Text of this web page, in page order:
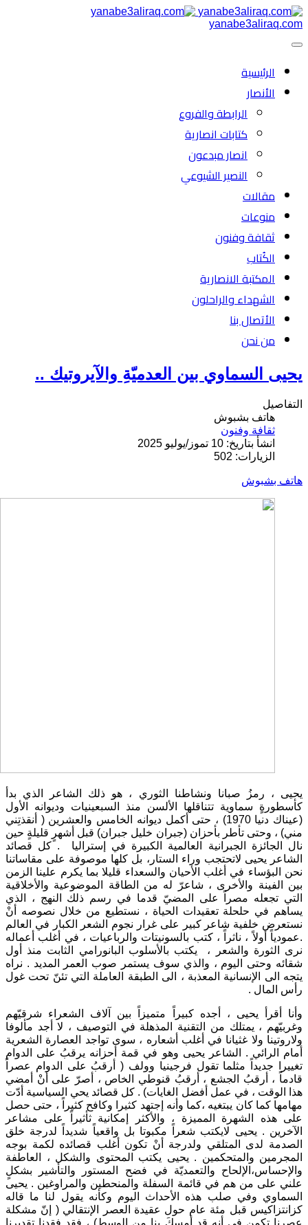
yanabe3aliraq.com
الرئیسية
الأنصار
الرابطة والفروع
كتابات انصارية
انصار مبدعون
النصیر الشیوعي
مقالات
منوعات
ثقافة وفنون
الكُتاب
المكتبة الانصارية
الشهداء والراحلون
الأتصال بنا
من نحن
يحيى السماوي بين العدميّةِ والآيروتيك ..
التفاصيل
هاتف بشبوش
ثقافة وفنون
انشأ بتاريخ: 10 تموز/يوليو 2025
الزيارات: 502
هاتف بشبوش
يحيى ، رمزُ صبانا ونشاطنا الثوري ، هو ذلك الشاعر الذي بدأ
كأسطورةٍ سماوية تتناقلها الألسن منذ السبعينيات وديوانه الأول
(عيناك دنيا 1970) ، حتى أكمل ديوانه الخامس والعشرين ( أنقذتِني
مني) ، وحتى تأطر بأحزان (جبران خليل جبران) قبل أشهرٍ قليلةٍ حين
نال الجائزة الجبرانية العالمية الكبيرة في إستراليا . كل قصائد
الشاعر يحيى لاتحتجب وراء الستار، بل كلها موصوفة على مقاساتنا
نحن البؤساء في أغلب الأحيان والسعداء قليلا بما يكرم علينا الزمن
بين الفينة والأخرى ، شاعرّ له من الطاقة الموضوعية والأخلاقية
التي تجعله مصراً على المضيّ قدما في رسم ذلك النهج ، الذي
يساهم في حلحلة تعقيدات الحياة ، نستطيع من خلال نصوصه أنْ
نستعرض خلفية شاعر كبير على غرار نجوم الشعر الكبار في العالم
.عمودياً أولاً ، ناثراً ، كتب بالسونيتات والرباعيات ، في أغلب أعماله
نرى الثورة والشعر ، يكتب بالأسلوب البانورامي الثابت منذ أول
شقائه وحتى اليوم ، والذي سوف يستمر صوب العمر المديد . نراه
يتجه الى الإنسانية المعذبة ، الى الطبقة العاملة التي تئنّ تحت غول
رأس المال .
وأنا أقرأ يحيى ، أجده كبيراً متميزاً بين آلاف الشعراء شرقيّهم
وغربيّهم ، يمتلك من التقنية المذهلة في التوصيف ، لا أجد مألوفا
ولاروتينا ولا غثيانا في أغلب أشعاره ، سوى تواجد العصارة الشعرية
أمام الرائي . الشاعر يحيى وهو في قمة أحزانه يرقبُ على الدوام
تغييرا جديداً مثلما تقول فرجينيا وولف ( أرقبُ على الدوام عصراً
قادماً ، أرقبُ الجشع ، أرقبُ قنوطي الخاص ، أصرّ على أنْ أمضي
هذا الوقت ، في عمل أفضل الغايات) . كل قصائد يحي السياسية أدّت
مهامها كما كان يبتغيه ،كما وأنه إجتهد كثيرا وكافح كثيراً ، حتى حصل
على هذه الشهرة المميزة ، والأكثر إمكانية ثأثيراً على مشاعر
الآخرين . يحيى لايكتب شعراً مكبوتا بل واقعياً شديداً لدرجة خلق
الصدمة لدى المتلقي ولدرجة أنْ تكون أغلب قصائده لكمة بوجه
المجرمين والمتحكمين . يحيى يكتب المحتوى والشكل ، العاطفة
والإحساس،الإلحاح والتعمديّة في فضح المستور والتأشير بشكلٍ
علني على من هم في قائمة السفلة والمنحطين والمراوغين . يحيى
السماوي وفي صلب هذه الأحداث اليوم وكأنه يقول لنا ما قاله
كزانتزاكيس قبل مئة عام حول عقيدة العصر الإنتقالي ( إنّ مشكلة
عصرنا تكمن في أنه قد أمسكَ بنا من الوسط) ، فقد فقدنا تقديرنا